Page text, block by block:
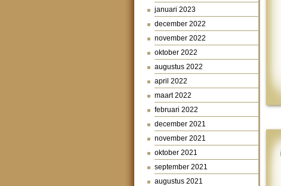
januari 2023
december 2022
november 2022
oktober 2022
augustus 2022
april 2022
maart 2022
februari 2022
december 2021
november 2021
oktober 2021
september 2021
augustus 2021